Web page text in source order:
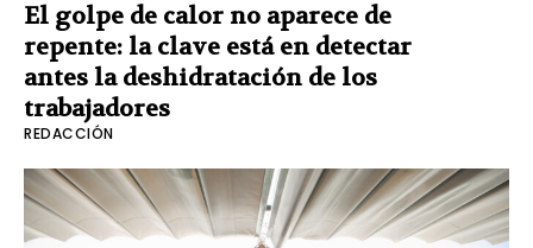
El golpe de calor no aparece de
repente: la clave está en detectar
antes la deshidratación de los
trabajadores
REDACCIÓN